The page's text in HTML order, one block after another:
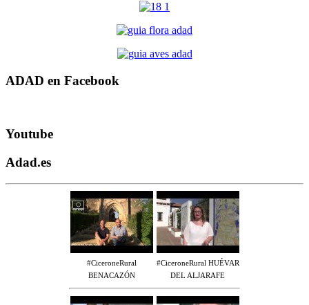
ADAD en Facebook
Youtube
Adad.es
#CiceroneRural
BENACAZÓN
#CiceroneRural HUÉVAR
DEL ALJARAFE